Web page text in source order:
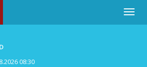
08:30